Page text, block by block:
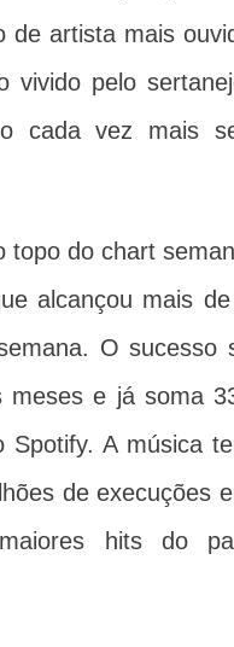
de artista mais
vivido pelo
cada vez mais
do chart
alcançou mais
O sucesso
meses e já soma
Spotify. A música
de execuções
hits do